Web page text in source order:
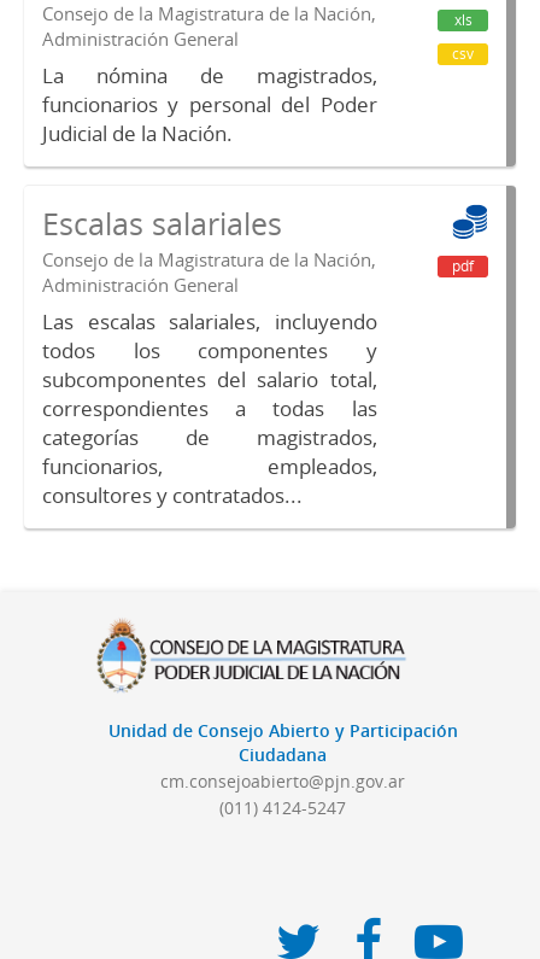
Consejo de la Magistratura de la Nación,
Administración General
La nómina de magistrados,
funcionarios y personal del Poder
Judicial de la Nación.
xls
csv
Escalas salariales
Consejo de la Magistratura de la Nación,
Administración General
Las escalas salariales, incluyendo
todos los componentes y
subcomponentes del salario total,
correspondientes a todas las
categorías de magistrados,
funcionarios, empleados,
consultores y contratados...
pdf
Unidad de Consejo Abierto y Participación
Ciudadana
cm.consejoabierto@pjn.gov.ar
(011) 4124-5247